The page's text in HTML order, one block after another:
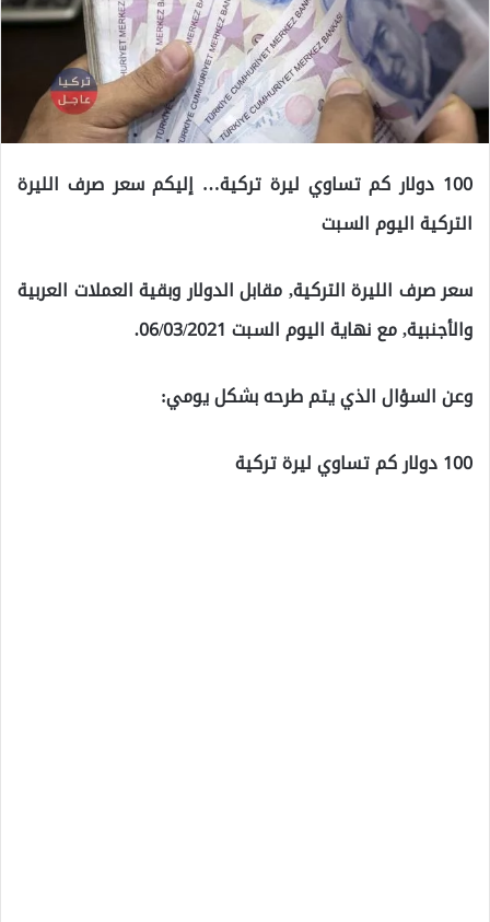
100 دولار كم تساوي ليرة تركية… إليكم سعر صرف الليرة
التركية اليوم السبت
سعر صرف الليرة التركية, مقابل الدولار وبقية العملات العربية
والأجنبية, مع نهاية اليوم السبت 06/03/2021.
وعن السؤال الذي يتم طرحه بشكل يومي:
100 دولار كم تساوي ليرة تركية